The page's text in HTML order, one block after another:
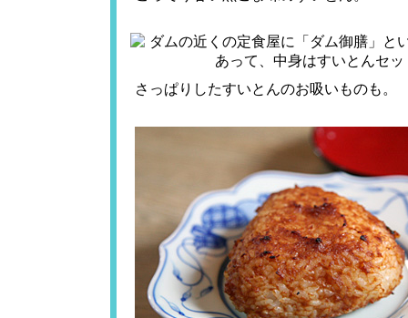
さっぱりしたすいとんのお吸いものも。